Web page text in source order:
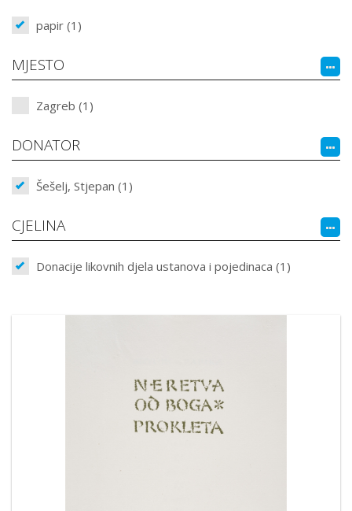
papir (1)
MJESTO
Zagreb (1)
DONATOR
Šešelj, Stjepan (1)
CJELINA
Donacije likovnih djela ustanova i pojedinaca (1)